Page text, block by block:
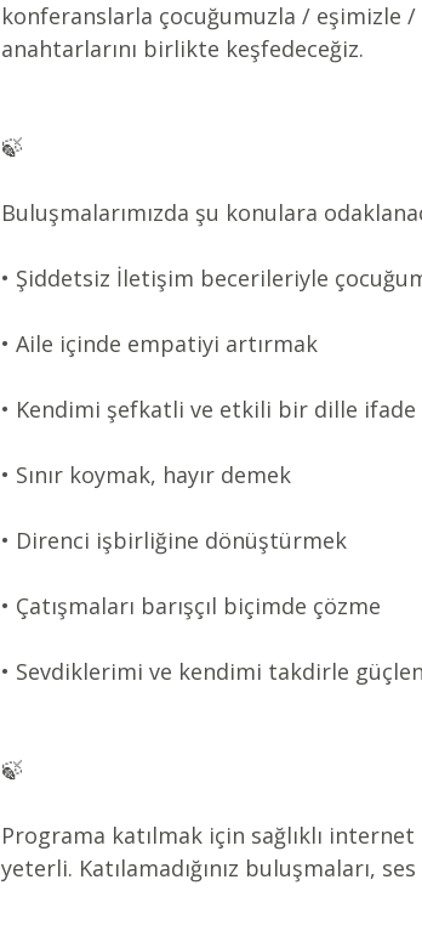
konferanslarla çocuğumuzla / eşimizle
anahtarlarını birlikte keşfedeceğiz.
🍃
Buluşmalarımızda şu konulara
• Şiddetsiz İletişim becerileriyle
• Aile içinde empatiyi artırmak
• Kendimi şefkatli ve etkili bir dille
• Sınır koymak, hayır demek
• Direnci işbirliğine dönüştürmek
• Çatışmaları barışçıl biçimde çözme
• Sevdiklerimi ve kendimi takdirle
🍃
Programa katılmak için sağlıklı
yeterli. Katılamadığınız buluşmaları,